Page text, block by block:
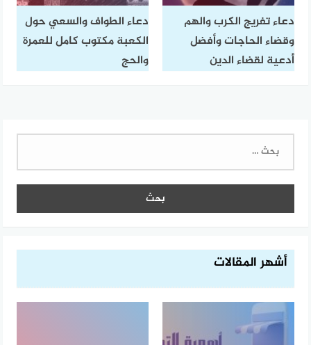
دعاء تفريج الكرب والهم
وقضاء الحاجات وأفضل
أدعية لقضاء الدين
دعاء الطواف والسعي حول
الكعبة مكتوب كامل للعمرة
والحج
البحث
أشهر المقالات